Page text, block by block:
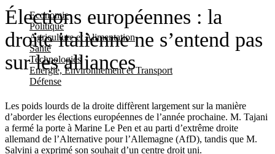
Economie
Politique
Agriculture et Alimentation
Santé
Technologies
Energie, Environnement et Transport
Défense
Élections européennes : la
droite italienne ne s’entend pas
sur les alliances
Les poids lourds de la droite diffèrent largement sur la manière
d’aborder les élections européennes de l’année prochaine. M. Tajani
a fermé la porte à Marine Le Pen et au parti d’extrême droite
allemand de l’Alternative pour l’Allemagne (AfD), tandis que M.
Salvini a exprimé son souhait d’un centre droit uni.